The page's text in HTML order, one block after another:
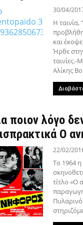
30/04/
Η
και
Ήρθε
ταινίες.-
Αλίκης
ποιον λόγο
Ο
22/02/
Το 1964
τίτλο «Ο